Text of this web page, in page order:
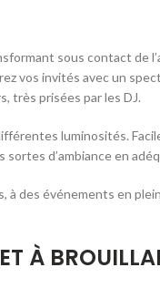
sous contact de
vos invités avec un
très prisées par les DJ.
luminosités.
d’ambiance en
à des événements en
À